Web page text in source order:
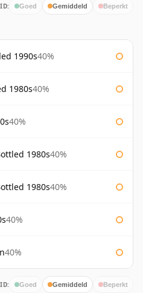
Goed Gemiddeld Beperkt
1990s40%
1980s40%
40%
1980s40%
1980s40%
40%
40%
Goed Gemiddeld Beperkt